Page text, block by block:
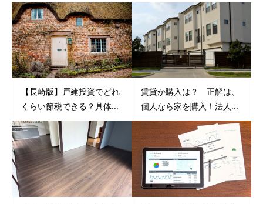
【長崎版】戸建投資でどれ
くらい節税できる？具体...
賃貸か購入は？ 正解は、
個人なら家を購入！法人...